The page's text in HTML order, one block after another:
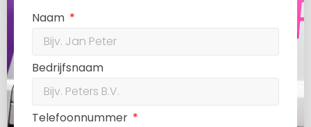
Naam
Bedrijfsnaam
Telefoonnummer